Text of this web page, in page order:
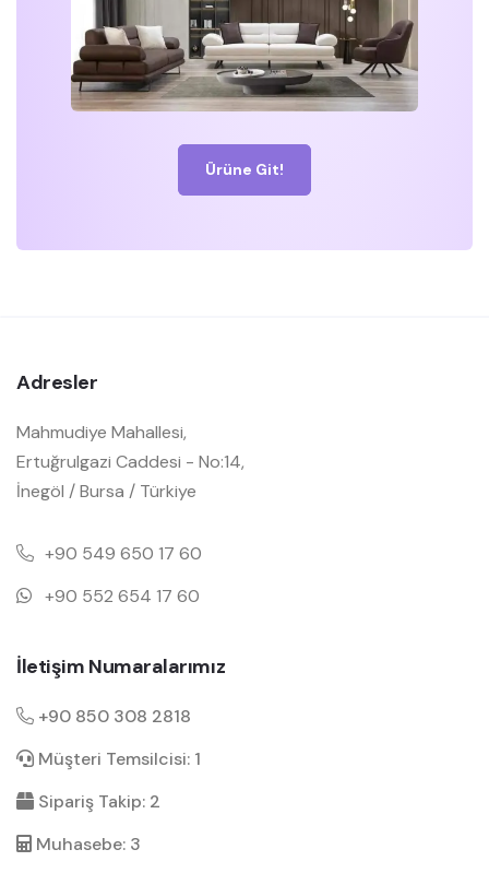
Ürüne Git!
Adresler
Mahmudiye Mahallesi,
Ertuğrulgazi Caddesi - No:14,
İnegöl / Bursa / Türkiye
+90 549 650 17 60
+90 552 654 17 60
İletişim Numaralarımız
+90 850 308 2818
Müşteri Temsilcisi: 1
Sipariş Takip: 2
Muhasebe: 3